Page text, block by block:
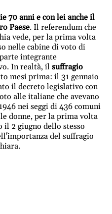
70 anni e con lei anche il
Paese. Il referendum che
vede, per la prima volta
nelle cabine di voto di
integrante
In realtà, il suffragio
mesi prima: il 31 gennaio
il decreto legislativo con
alle italiane che avevano
nei seggi di 436 comuni
donne, per la prima volta
2 giugno dello stesso
del suffragio